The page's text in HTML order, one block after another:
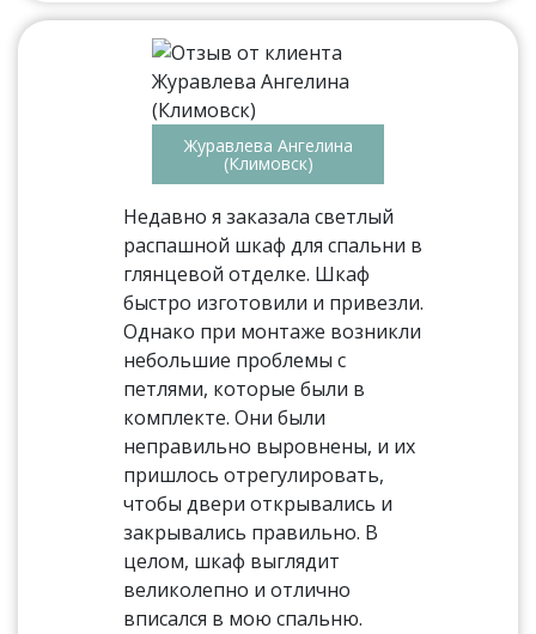
Журавлева Ангелина
(Климовск)
Недавно я заказала светлый
распашной шкаф для спальни в
глянцевой отделке. Шкаф
быстро изготовили и привезли.
Однако при монтаже возникли
небольшие проблемы с
петлями, которые были в
комплекте. Они были
неправильно выровнены, и их
пришлось отрегулировать,
чтобы двери открывались и
закрывались правильно. В
целом, шкаф выглядит
великолепно и отлично
вписался в мою спальню.